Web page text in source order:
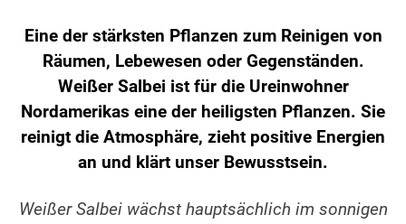
Eine der stärksten Pflanzen zum Reinigen von
Räumen, Lebewesen oder Gegenständen.
Weißer Salbei ist für die Ureinwohner
Nordamerikas eine der heiligsten Pflanzen. Sie
reinigt die Atmosphäre, zieht positive Energien
an und klärt unser Bewusstsein.
Weißer Salbei wächst hauptsächlich im sonnigen